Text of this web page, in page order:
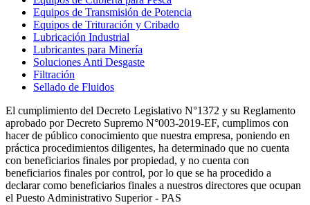
Equipos de Transmisión de Potencia
Equipos de Trituración y Cribado
Lubricación Industrial
Lubricantes para Minería
Soluciones Anti Desgaste
Filtración
Sellado de Fluidos
El cumplimiento del Decreto Legislativo N°1372 y su Reglamento
aprobado por Decreto Supremo N°003-2019-EF, cumplimos con
hacer de público conocimiento que nuestra empresa, poniendo en
práctica procedimientos diligentes, ha determinado que no cuenta
con beneficiarios finales por propiedad, y no cuenta con
beneficiarios finales por control, por lo que se ha procedido a
declarar como beneficiarios finales a nuestros directores que ocupan
el Puesto Administrativo Superior - PAS